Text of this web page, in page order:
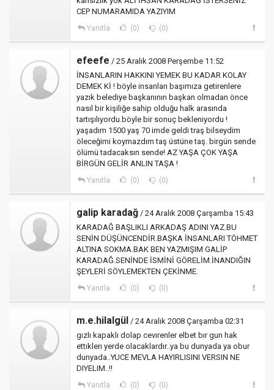
CEP NUMARAMIDA YAZIYIM
Yanıtla (0) (0)
efeefe / 25 Aralık 2008 Perşembe 11:52
İNSANLARIN HAKKINI YEMEK BU KADAR KOLAY
DEMEK Kİ ! böyle insanları başımıza getirenlere
yazık belediye başkanının başkan olmadan önce
nasıl bir kişiliğe sahip olduğu halk arasında
tartışılıyordu.böyle bir sonuç bekleniyordu !
yaşadım 1500 yaş 70 imde geldi traş bilseydim
öleceğimi koymazdım taş üstüne taş. birgün sende
ölümü tadacaksın sende! AZ YAŞA ÇOK YAŞA
BİRGÜN GELİR ANLIN TAŞA !
Yanıtla (0) (0)
galip karadağ / 24 Aralık 2008 Çarşamba 15:43
KARADAĞ BAŞLIKLI ARKADAŞ ADINI YAZ.BU
SENİN DÜŞÜNCENDİR.BAŞKA İNSANLARI TÖHMET
ALTINA SOKMA.BAK BEN YAZMIŞIM GALİP
KARADAĞ.SENİNDE İSMİNİ GÖRELİM.İNANDIĞIN
ŞEYLERİ SÖYLEMEKTEN ÇEKİNME.
Yanıtla (0) (0)
m.e.hilalgül / 24 Aralık 2008 Çarşamba 02:31
gızlı kapaklı dolap cevırenler elbet bır gun hak
ettıklerı yerde olacaklardır..ya bu dunyada ya obur
dunyada..YUCE MEVLA HAYIRLISINI VERSIN NE
DIYELIM..!!
Yanıtla (0) (0)